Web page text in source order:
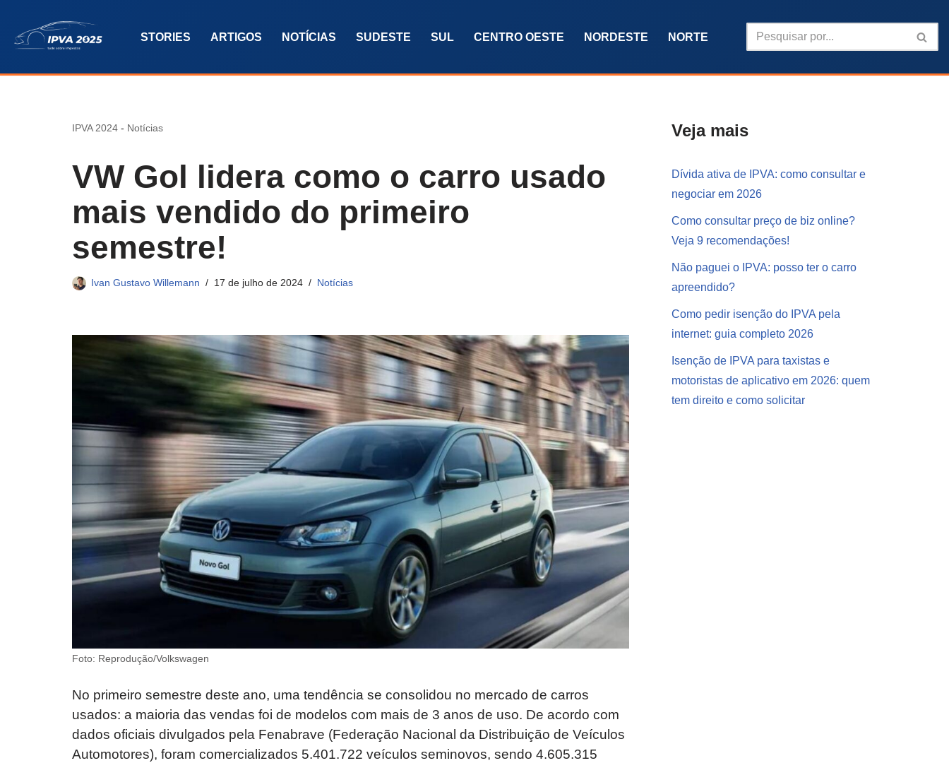
Pular
o
STORIES ARTIGOS NOTÍCIAS SUDESTE SUL CENTRO OESTE NORDESTE NORTE
IPVA 2024 - Notícias
VW Gol lidera como o carro usado
mais vendido do primeiro
semestre!
Ivan Gustavo Willemann 17 de julho de 2024 Notícias
Foto: Reprodução/Volkswagen
No primeiro semestre deste ano, uma tendência se consolidou no mercado de carros
usados: a maioria das vendas foi de modelos com mais de 3 anos de uso. De acordo com
dados oficiais divulgados pela Fenabrave (Federação Nacional da Distribuição de Veículos
Automotores), foram comercializados 5.401.722 veículos seminovos, sendo 4.605.315
Veja mais
Dívida ativa de IPVA: como consultar e
negociar em 2026
Como consultar preço de biz online?
Veja 9 recomendações!
Não paguei o IPVA: posso ter o carro
apreendido?
Como pedir isenção do IPVA pela
internet: guia completo 2026
Isenção de IPVA para taxistas e
motoristas de aplicativo em 2026: quem
tem direito e como solicitar